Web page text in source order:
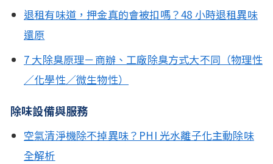
退租有味道，押金真的會被扣嗎？48 小時退租異味
還原
7 大除臭原理－商辦、工廠除臭方式大不同（物理性
／化學性／微生物性）
除味設備與服務
空氣清淨機除不掉異味？PHI 光水離子化主動除味
全解析